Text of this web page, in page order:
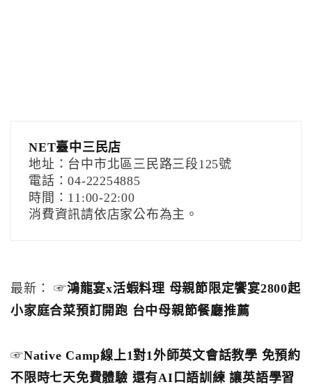
NET臺中三民店
地址：台中市北區三民路三段125號
電話：04-22254885
時間：11:00-22:00
消費資訊請依店家公布為主。
最新： ☞鴻龍宴x活蝦料理 母親節限定饗宴2800起
小家庭合菜預訂開跑 台中母親節餐廳推薦
☞Native Camp線上1對1外師英文會話教學 免預約
不限時七天免費體驗 還有AI口語訓練 讓英語學習